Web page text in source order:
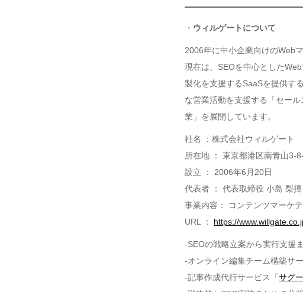
・ ウィルゲートについて
2006年に中小企業向けのWeb
現在は、SEOを中心とした
製化を支援するSaaSを提供す
な営業活動を支援する「セー
業」を展開しています。
社名 ：株式会社ウィルゲート
所在地 ： 東京都港区南青山3-
設立 ： 2006年6月20日
代表者 ： 代表取締役 小島 梨揮
事業内容： コンテンツマーケ
URL ： https://
-SEOの戦略立案から実行支援
-オンライン編集チーム構築サ
-記事作成代行サービス「 サグ